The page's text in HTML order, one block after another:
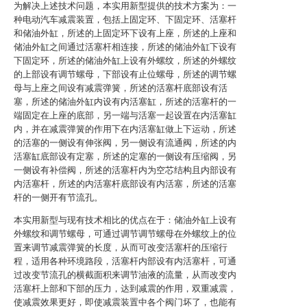
为解决上述技术问题，本实用新型提供的技术方案为：一
种电动汽车减震装置，包括上固定环、下固定环、活塞杆
和储油外缸，所述的上固定环下设有上座，所述的上座和
储油外缸之间通过活塞杆相连接，所述的储油外缸下设有
下固定环，所述的储油外缸上设有外螺纹，所述的外螺纹
的上部设有调节螺母，下部设有止位螺母，所述的调节螺
母与上座之间设有减震弹簧，所述的活塞杆底部设有活
塞，所述的储油外缸内设有内活塞缸，所述的活塞杆的一
端固定在上座的底部，另一端与活塞一起设置在内活塞缸
内，并在减震弹簧的作用下在内活塞缸做上下运动，所述
的活塞的一侧设有伸张阀，另一侧设有流通阀，所述的内
活塞缸底部设有定塞，所述的定塞的一侧设有压缩阀，另
一侧设有补偿阀，所述的活塞杆内为空芯结构且内部设有
内活塞杆，所述的内活塞杆底部设有内活塞，所述的活塞
杆的一侧开有节流孔。
本实用新型与现有技术相比的优点在于：储油外缸上设有
外螺纹和调节螺母，可通过调节调节螺母在外螺纹上的位
置来调节减震弹簧的长度，从而可改变活塞杆的压缩行
程，适用各种环境路段，活塞杆内部设有内活塞杆，可通
过改变节流孔的横截面积来调节油液的流量，从而改变内
活塞杆上部和下部的压力，达到减震的作用，双重减震，
使减震效果更好，即使减震装置中各个阀门坏了，也能有